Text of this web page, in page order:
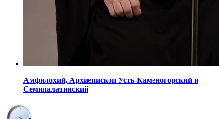
Амфилохий, Архиепископ Усть-Каменогорский и
Семипалатинский